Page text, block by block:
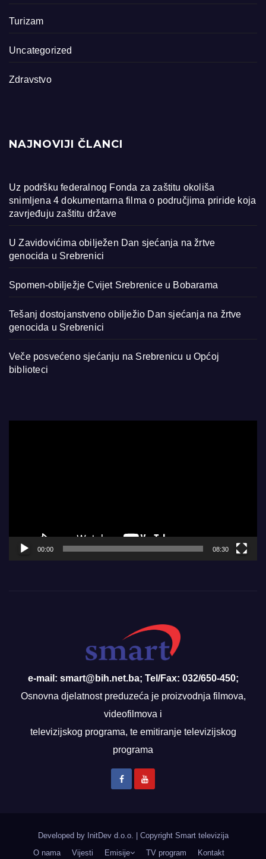
Turizam
Uncategorized
Zdravstvo
NAJNOVIJI ČLANCI
Uz podršku federalnog Fonda za zaštitu okoliša
snimljena 4 dokumentarna filma o područjima priride koja
zavrjeđuju zaštitu države
U Zavidovićima obilježen Dan sjećanja na žrtve
genocida u Srebrenici
Spomen-obilježje Cvijet Srebrenice u Bobarama
Tešanj dostojanstveno obilježio Dan sjećanja na žrtve
genocida u Srebrenici
Veče posvećeno sjećanju na Srebrenicu u Općoj
biblioteci
00:00 08:30
e-mail: smart@bih.net.ba; Tel/Fax: 032/650-450;
Osnovna djelatnost preduzeća je proizvodnja filmova,
videofilmova i
televizijskog programa, te emitiranje televizijskog
programa
Developed by InitDev d.o.o.
Copyright Smart televizija
O nama
Vijesti Emisije TV program Kontakt